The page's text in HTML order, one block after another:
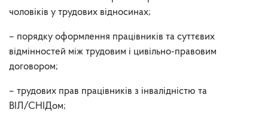
чоловіків у трудових відносинах;
– порядку оформлення працівників та суттєвих
відмінностей між трудовим і цивільно-правовим
договором;
– трудових прав працівників з інвалідністю та
ВІЛ/СНІДом;